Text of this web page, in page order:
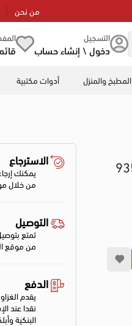
من نحن
التسجيل
دخول \ إنشاء حساب
المطبخ والمنزل أدوات مكتبية
الاسترجاع
يمكنك
من خلال
التوصيل
تمتع
من موقع
الدفع
يقدم
نقدا عند
البنكية